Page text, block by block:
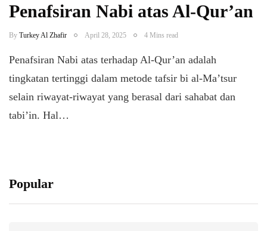
Penafsiran Nabi atas Al-Qur’an
By Turkey Al Zhafir April 28, 2025 4 Mins read
Penafsiran Nabi atas terhadap Al-Qur’an adalah
tingkatan tertinggi dalam metode tafsir bi al-Ma’tsur
selain riwayat-riwayat yang berasal dari sahabat dan
tabi’in. Hal…
Popular